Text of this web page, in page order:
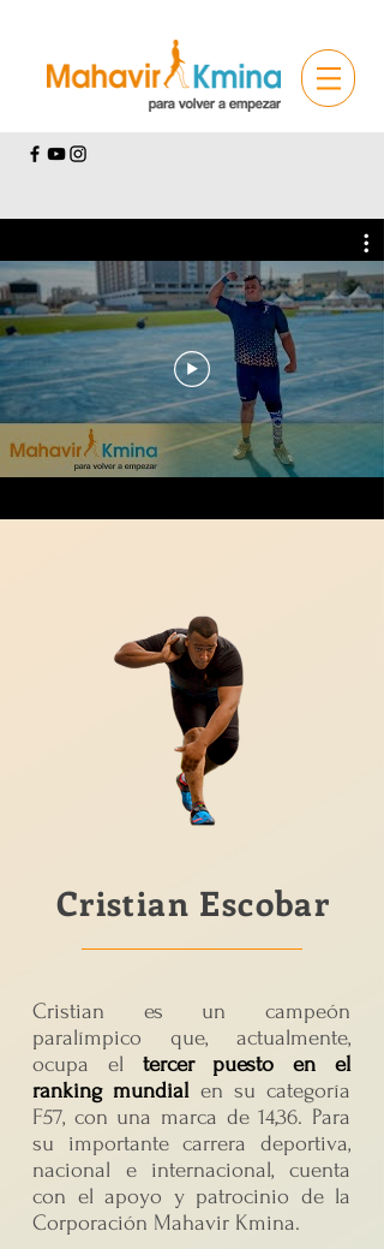
Cristian Escobar
Cristian es un campeón
paralímpico que, actualmente,
ocupa el tercer puesto en el
ranking mundialen su categoría
F57, con una marca de 14,36. Para
su importante carrera deportiva,
nacional e internacional, cuenta
con el apoyo y patrocinio de la
Corporación Mahavir Kmina.